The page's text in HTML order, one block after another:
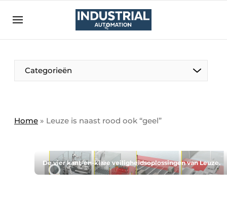
Aanmelden
Bedrijven
Bedrijven
Direct contact
Evenement aanmelden
Home
Categorieën
Home » Leuze is naast rood ook “geel”
De vier kant-en-klare veiligheidsoplossingen van Leuze.